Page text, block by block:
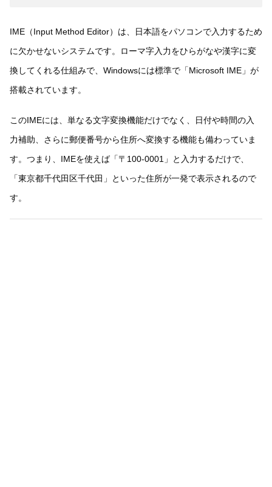
IME（Input Method Editor）は、日本語をパソコンで入力するため
に欠かせないシステムです。ローマ字入力をひらがなや漢字に変
換してくれる仕組みで、Windowsには標準で「Microsoft IME」が
搭載されています。
このIMEには、単なる文字変換機能だけでなく、日付や時間の入
力補助、さらに郵便番号から住所へ変換する機能も備わっていま
す。つまり、IMEを使えば「〒100-0001」と入力するだけで、
「東京都千代田区千代田」といった住所が一発で表示されるので
す。